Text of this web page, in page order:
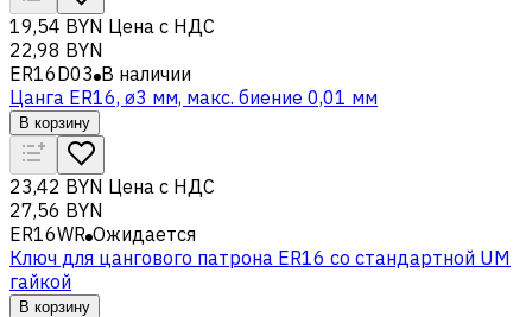
19,54 BYN Цена с НДС
22,98 BYN
ER16D03 В наличии
Цанга ER16, ø3 мм, макс. биение 0,01 мм
В корзину
23,42 BYN Цена с НДС
27,56 BYN
ER16WR Ожидается
Ключ для цангового патрона ER16 со стандартной UM
гайкой
В корзину